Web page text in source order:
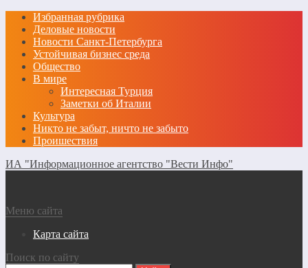
Избранная рубрика
Деловые новости
Новости Санкт-Петербурга
Устойчивая бизнес среда
Общество
В мире
Интересная Турция
Заметки об Италии
Культура
Никто не забыт, ничто не забыто
Проишествия
ИА "Информационное агентство "Вести Инфо"
Меню сайта
Карта сайта
Поиск по сайту